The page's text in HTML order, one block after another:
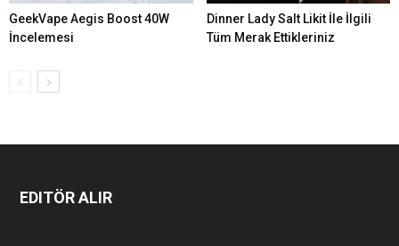
GeekVape Aegis Boost 40W
İncelemesi
Dinner Lady Salt Likit İle İlgili
Tüm Merak Ettikleriniz
EDITÖR ALIR